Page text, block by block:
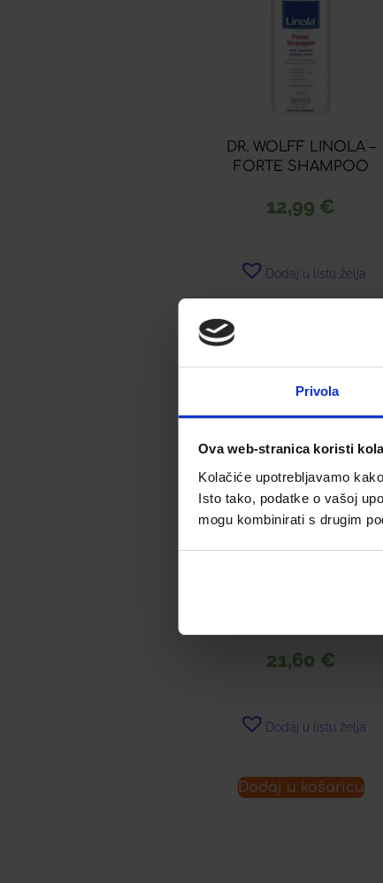
Privola
Ova web-stranica koristi
Kolačiće upotrebljavamo
Isto tako, podatke o vašoj
mogu kombinirati s drugim
DR. WOLFF LINOLA –
FORTE SHAMPOO
12,99 €
Dodaj u listu želja
21,60 €
Dodaj u listu želja
Dodaj u košaricu